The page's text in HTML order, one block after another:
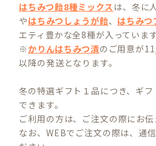
はちみつ飴8種ミックス は、冬に
やはちみつしょうが飴、 はちみつ
エティ豊かな全8種が入っています
※ かりんはちみつ漬のご用意が
以降の発送となります。
冬の特選ギフト１品につき、ギ
できます。
ご利用の方は、ご注文の際にお伝
なお、WEBでご注文の際は、通